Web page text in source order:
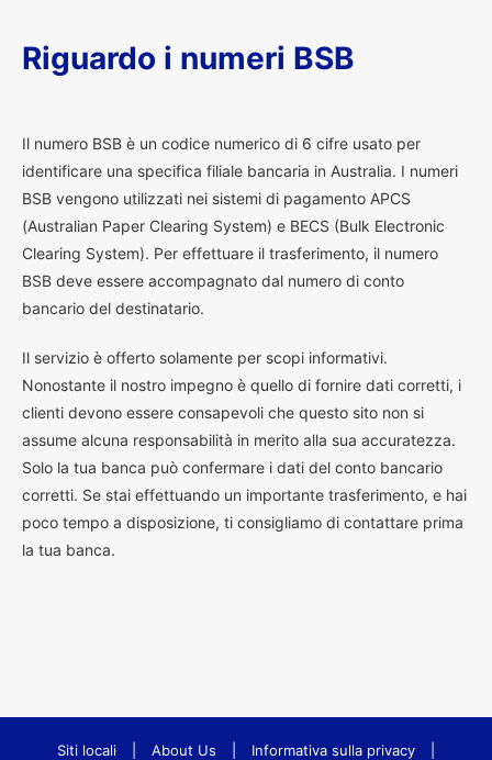
Riguardo i numeri BSB
Il numero BSB è un codice numerico di 6 cifre usato per
identificare una specifica filiale bancaria in Australia. I numeri
BSB vengono utilizzati nei sistemi di pagamento APCS
(Australian Paper Clearing System) e BECS (Bulk Electronic
Clearing System). Per effettuare il trasferimento, il numero
BSB deve essere accompagnato dal numero di conto
bancario del destinatario.
Il servizio è offerto solamente per scopi informativi.
Nonostante il nostro impegno è quello di fornire dati corretti, i
clienti devono essere consapevoli che questo sito non si
assume alcuna responsabilità in merito alla sua accuratezza.
Solo la tua banca può confermare i dati del conto bancario
corretti. Se stai effettuando un importante trasferimento, e hai
poco tempo a disposizione, ti consigliamo di contattare prima
la tua banca.
Siti locali About Us Informativa sulla privacy